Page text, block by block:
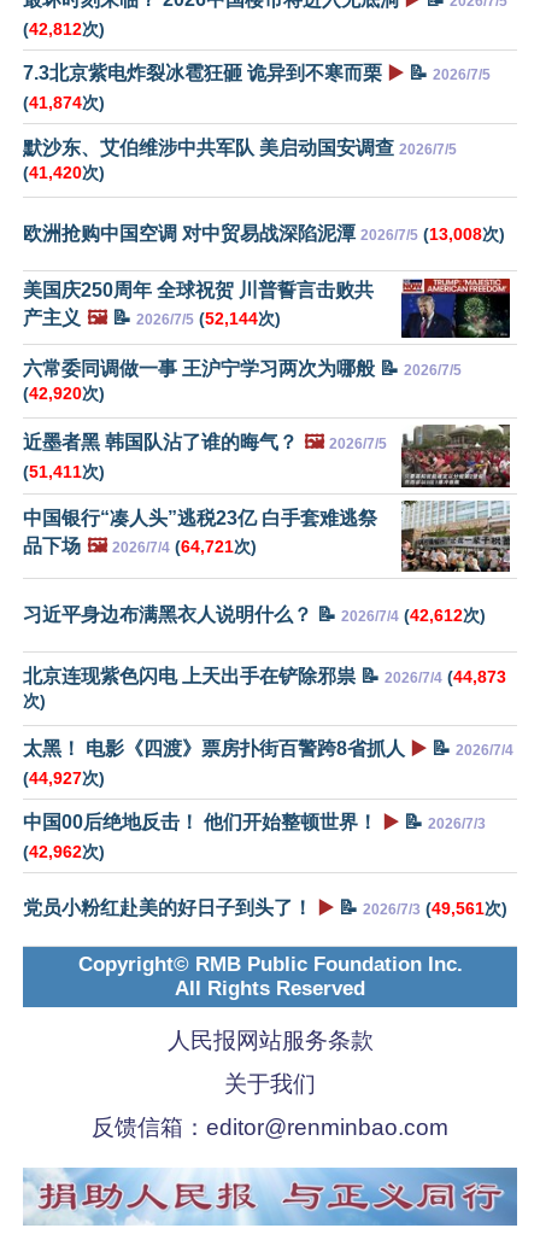
(42,812次)
7.3北京紫电炸裂冰雹狂砸 诡异到不寒而栗 ▶️ 📝 2026/7/5
(41,874次)
默沙东、艾伯维涉中共军队 美启动国安调查 2026/7/5
(41,420次)
欧洲抢购中国空调 对中贸易战深陷泥潭 2026/7/5 (13,008次)
美国庆250周年 全球祝贺 川普誓言击败共
产主义 🖼️📝 2026/7/5 (52,144次)
六常委同调做一事 王沪宁学习两次为哪般 📝 2026/7/5
(42,920次)
近墨者黑 韩国队沾了谁的晦气？ 🖼️ 2026/7/5
(51,411次)
中国银行“凑人头”逃税23亿 白手套难逃祭
品下场 🖼️ 2026/7/4 (64,721次)
习近平身边布满黑衣人说明什么？ 📝 2026/7/4 (42,612次)
北京连现紫色闪电 上天出手在铲除邪祟 📝 2026/7/4 (44,873
次)
太黑！ 电影《四渡》票房扑街百警跨8省抓人 ▶️ 📝 2026/7/4
(44,927次)
中国00后绝地反击！ 他们开始整顿世界！ ▶️ 📝 2026/7/3
(42,962次)
党员小粉红赴美的好日子到头了！ ▶️ 📝 2026/7/3 (49,561次)
Copyright© RMB Public Foundation Inc.
All Rights Reserved
人民报网站服务条款
关于我们
反馈信箱： editor@renminbao.com